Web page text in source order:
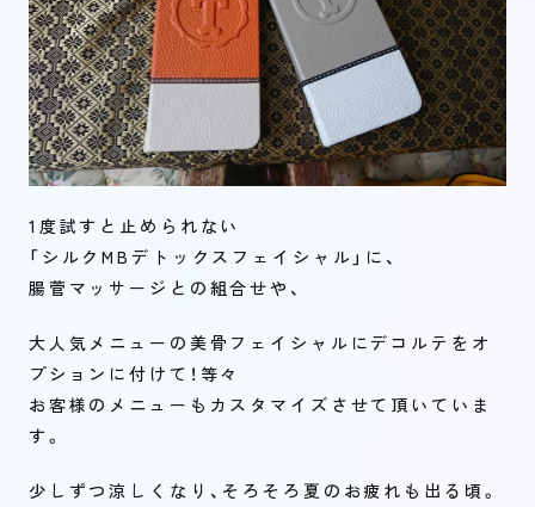
1度試すと止められない
「シルクMBデトックスフェイシャル」に、
腸菅マッサージとの組合せや、
大人気メニューの美骨フェイシャルにデコルテをオ
プションに付けて！等々
お客様のメニューもカスタマイズさせて頂いていま
す。
少しずつ涼しくなり、そろそろ夏のお疲れも出る頃。